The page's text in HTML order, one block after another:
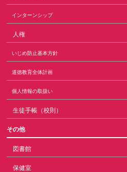
インターンシップ
人権
いじめ防止基本方針
道徳教育全体計画
個人情報の取扱い
生徒手帳（校則）
その他
図書館
保健室